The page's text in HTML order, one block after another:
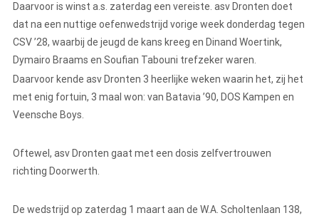
Daarvoor is winst a.s. zaterdag een vereiste. asv Dronten doet
dat na een nuttige oefenwedstrijd vorige week donderdag tegen
CSV ’28, waarbij de jeugd de kans kreeg en Dinand Woertink,
Dymairo Braams en Soufian Tabouni trefzeker waren.
Daarvoor kende asv Dronten 3 heerlijke weken waarin het, zij het
met enig fortuin, 3 maal won: van Batavia ’90, DOS Kampen en
Veensche Boys.
Oftewel, asv Dronten gaat met een dosis zelfvertrouwen
richting Doorwerth.
De wedstrijd op zaterdag 1 maart aan de W.A. Scholtenlaan 138,